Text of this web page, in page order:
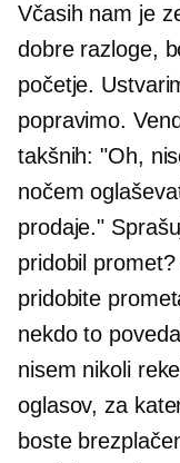
Včasih nam je
dobre razloge,
početje.
popravimo.
takšnih: "Oh,
nočem
prodaje."
pridobil
pridobite
nekdo to
nisem nikoli
oglasov, za
boste